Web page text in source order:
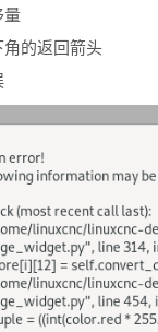
量
的返回箭头